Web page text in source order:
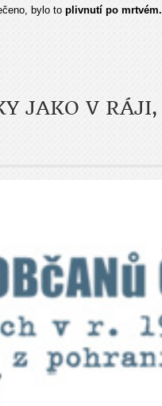
bylo to plivnutí po mrtvém.
JAKO V RÁJI,